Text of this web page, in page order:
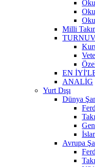
Milli
EN
ANALİG
Yurt Dışı
Dünya
Avrupa